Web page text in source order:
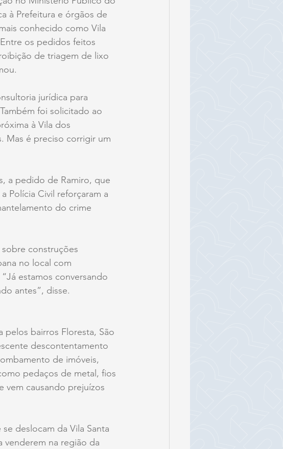
à Prefeitura e órgãos de
conhecido como Vila
os pedidos feitos
de triagem de lixo
jurídica para
foi solicitado ao
à Vila dos
Mas é preciso corrigir um
a pedido de Ramiro, que
Polícia Civil reforçaram a
do crime
construções
no local com
estamos conversando
antes”, disse.
bairros Floresta, São
descontentamento
de imóveis,
pedaços de metal, fios
causando prejuízos
deslocam da Vila Santa
venderem na região da